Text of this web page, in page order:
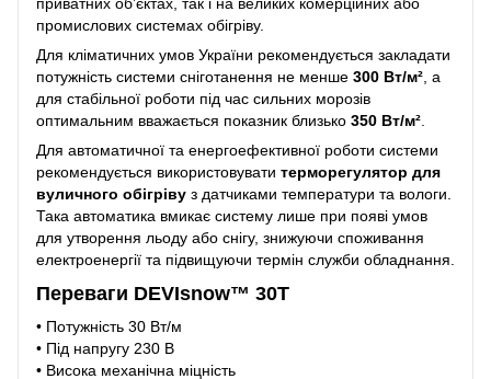
промислових системах обігріву.
Для кліматичних умов України рекомендується закладати
потужність системи сніготанення не менше 300 Вт/м² , а
для стабільної роботи під час сильних морозів
оптимальним вважається показник близько 350 Вт/м²
Для автоматичної та енергоефективної роботи системи
рекомендується використовувати терморегулятор для
вуличного обігріву з датчиками температури та вологи.
Така автоматика вмикає систему лише при появі умов
для утворення льоду або снігу, знижуючи споживання
електроенергії та підвищуючи термін служби обладнання.
Переваги DEVIsnow™ 30T
• Потужність 30 Вт/м
• Під напругу 230 В
• Висока механічна міцність